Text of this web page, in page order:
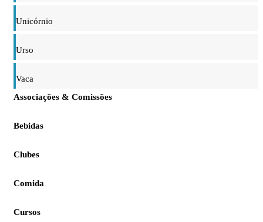
Unicórnio
Urso
Vaca
Associações & Comissões
Bebidas
Clubes
Comida
Cursos